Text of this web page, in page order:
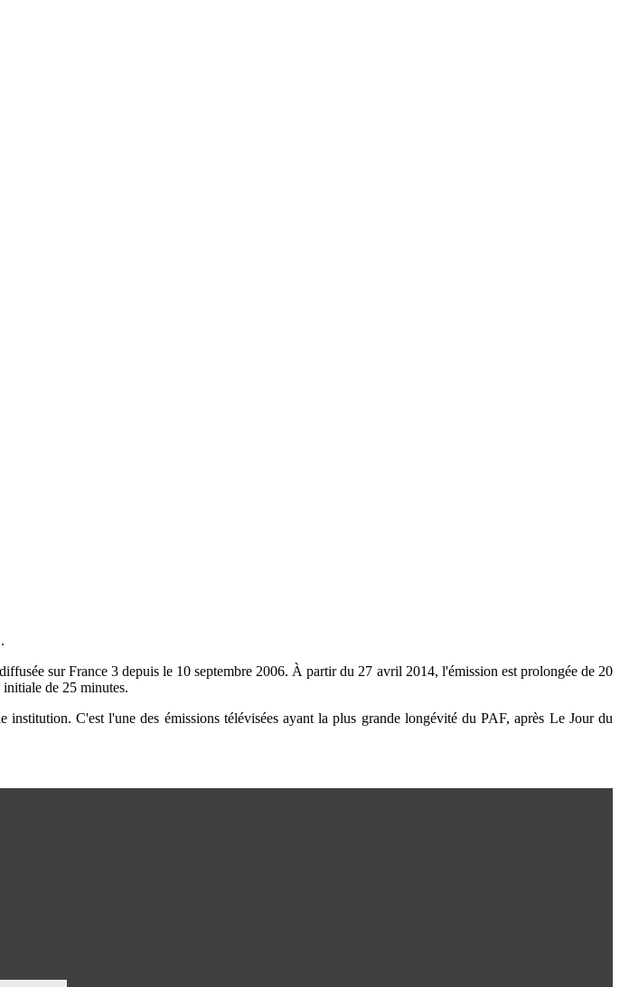
sur France 3 depuis le 10 septembre 2006. À partir du 27 avril 2014, l'émission est prolongée de 20
initiale de 25 minutes.
C'est l'une des émissions télévisées ayant la plus grande longévité du PAF, après Le Jour du